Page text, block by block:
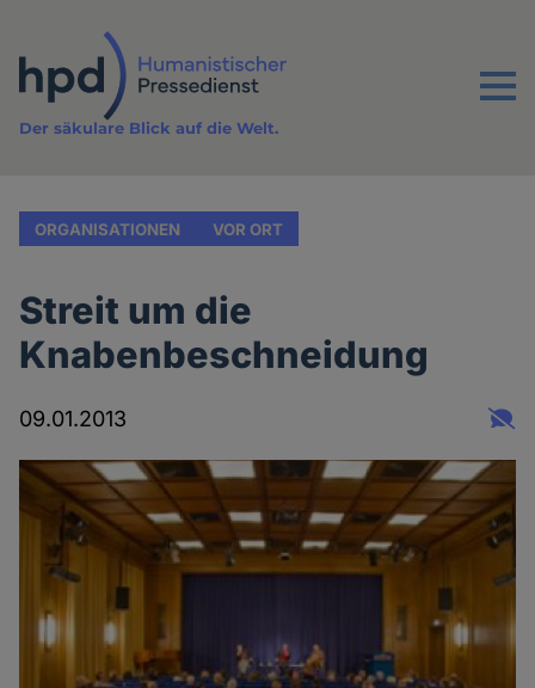
Inhalt
Menu
Der säkulare Blick auf die Welt.
ORGANISATIONEN VOR ORT
Streit um die
Knabenbeschneidung
09.01.2013